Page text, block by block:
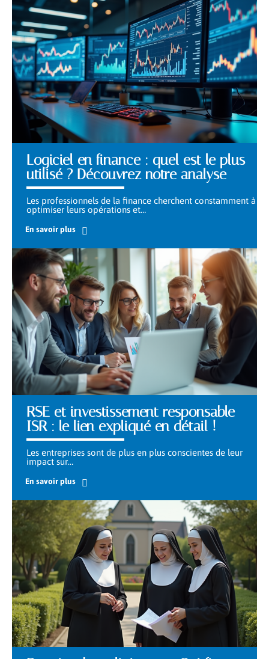
Logiciel en finance : quel est le plus
utilisé ? Découvrez notre analyse
Les professionnels de la finance cherchent constamment à
optimiser leurs opérations et…
En savoir plus
RSE et investissement responsable
ISR : le lien expliqué en détail !
Les entreprises sont de plus en plus conscientes de leur
impact sur…
En savoir plus